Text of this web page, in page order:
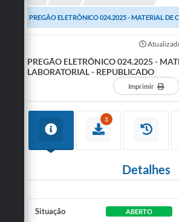
Publicações
A Nossa Cidade
Legislação
Notícias
PREGÃO ELETRÔNICO 024.2025 - MATERIAL DE
PREGÃO ELETRÔNICO 024.2025 -
LABORATORIAL - REPUBLICADO
Imprimir
3
Detalhes
Situação ABERTO